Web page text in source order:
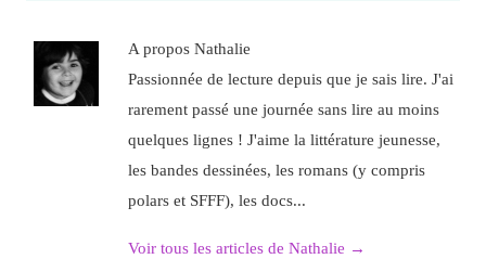
A propos Nathalie
Passionnée de lecture depuis que je sais lire. J'ai
rarement passé une journée sans lire au moins
quelques lignes ! J'aime la littérature jeunesse,
les bandes dessinées, les romans (y compris
polars et SFFF), les docs...
Voir tous les articles de Nathalie →